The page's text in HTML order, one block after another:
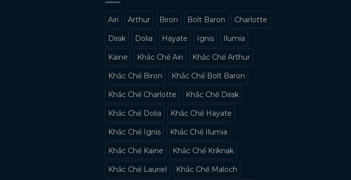
Airi Arthur Biron Bolt Baron Charlotte
Dirak Dolia Hayate Ignis Ilumia
Kaine Khắc Chế Airi Khắc Chế Arthur
Khắc Chế Biron Khắc Chế Bolt Baron
Khắc Chế Charlotte Khắc Chế Dirak
Khắc Chế Dolia Khắc Chế Hayate
Khắc Chế Ignis Khắc Chế Ilumia
Khắc Chế Kaine Khắc Chế Kriknak
Khắc Chế Lauriel Khắc Chế Maloch